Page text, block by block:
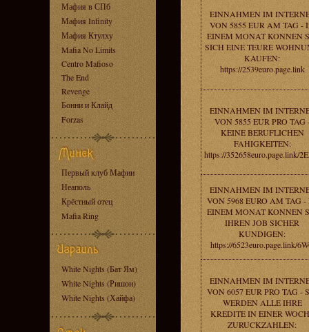
Мафия в СПб
Мафия Infinity
Мафия Ктулху
Mafia No Limits
Centro Mafioso
The End
Revenge
Бонни и Клайд
Forzas
Первый клуб Мафии
Неаполь
Крёстный отец
Mafia Ring
White Nights (Бат Ям)
White Nights (Ришон)
White Nights (Хайфа)
EINNAHMEN IM
VON 5855 EUR AM TAG -
EINEM MONAT KONNEN
SICH EINE TEURE
KAUFEN:
https://2539euro.page.link
EINNAHMEN IM
VON 5855 EUR PRO TAG
KEINE BERUFLICHEN
FAHIGKEITEN:
https://352658euro.page.link/
EINNAHMEN IM
VON 5968 EURO AM TAG -
EINEM MONAT KONNEN
IHREN JOB SICHER
KUNDIGEN:
https://6523euro.page.link/
EINNAHMEN IM
VON 6057 EUR PRO TAG -
WERDEN ALLE IHRE
KREDITE IN EINER
ZURUCKZAHLEN: